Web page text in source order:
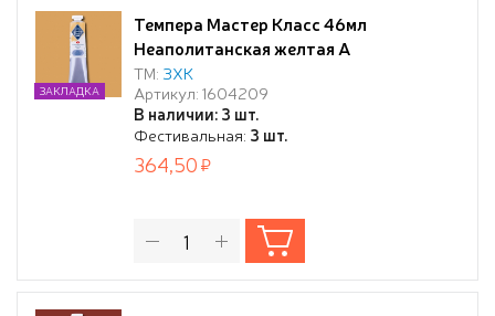
Темпера Мастер Класс 46мл
Неаполитанская желтая А
ТМ: ЗХК
Артикул: 1604209
В наличии: 3 шт.
Фестивальная: 3 шт.
ЗАКЛАДКА
364,50